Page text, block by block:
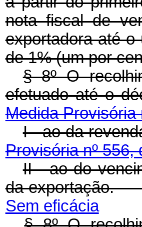
nota fiscal de
exportadora até
de 1% (um por
§ 8º O
efetuado até
Medida Provisória
I - ao da
Provisória nº 556,
II - ao do
da
Sem eficácia